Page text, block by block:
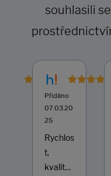
souhlasili
Přidáno
07.03.20
25
Rychlos
t,
kvalita